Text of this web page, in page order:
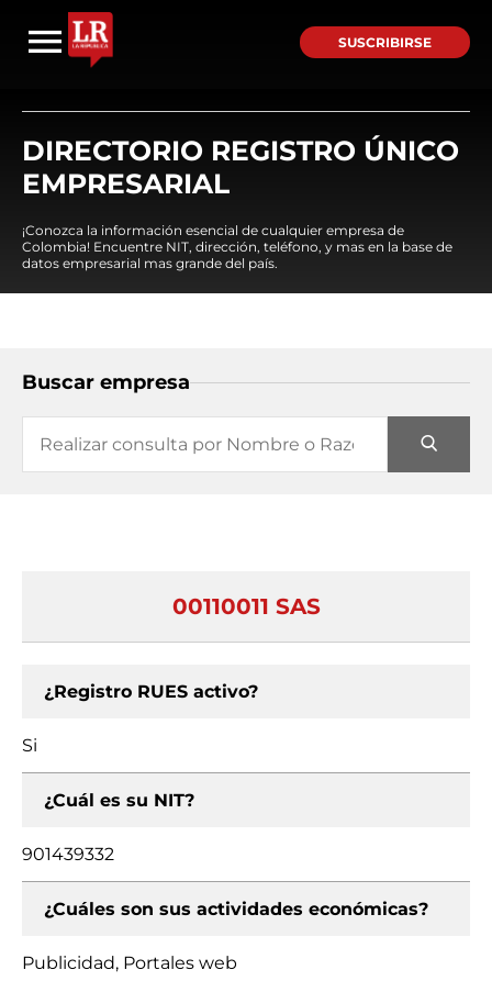
SUSCRIBIRSE
DIRECTORIO REGISTRO ÚNICO
EMPRESARIAL
¡Conozca la información esencial de cualquier empresa de
Colombia! Encuentre NIT, dirección, teléfono, y mas en la base de
datos empresarial mas grande del país.
Buscar empresa
00110011 SAS
¿Registro RUES activo?
Si
¿Cuál es su NIT?
901439332
¿Cuáles son sus actividades económicas?
Publicidad, Portales web